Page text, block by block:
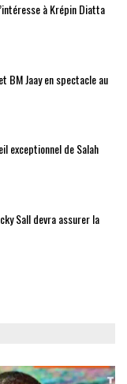
à Krépin Diatta
BM Jaay en spectacle au
exceptionnel de Salah
Sall devra assurer la